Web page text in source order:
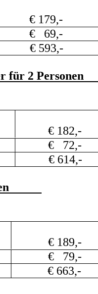
€ 179,-
€   69,-
€ 593,-
für 2 Personen
€ 182,-
€   72,-
€ 614,-
€ 189,-
€   79,-
€ 663,-